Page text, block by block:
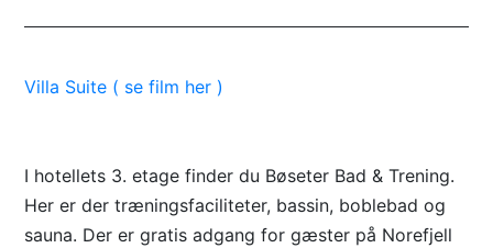
Villa Suite ( se film her )
I hotellets 3. etage finder du Bøseter Bad & Trening.
Her er der træningsfaciliteter, bassin, boblebad og
sauna. Der er gratis adgang for gæster på Norefjell